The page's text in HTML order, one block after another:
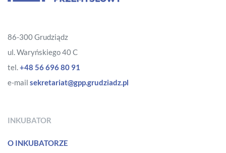
86-300 Grudziądz
ul. Waryńskiego 40 C
tel.+48 56 696 80 91
e-mail sekretariat@gpp.grudziadz.pl
INKUBATOR
O INKUBATORZE